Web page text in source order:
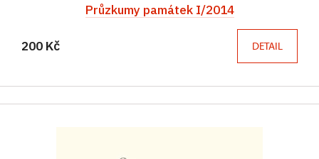
Průzkumy památek I/2014
200 Kč DETAIL